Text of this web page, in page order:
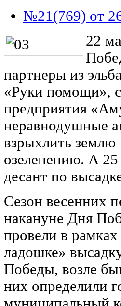
№21(769) от
22
партнеры из
«Руки помощи»,
предприятия
неравнодушные
взрыхлить землю
озеленению. А 25
десант по
Сезон весенних
накануне Дня
провели в
ладошке»
Победы, возле
них определили